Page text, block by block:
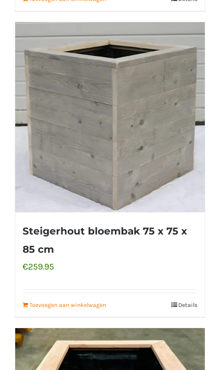
Steigerhout bloembak 75 x 75 x
85 cm
€259.95
Toevoegen aan winkelwagen Details